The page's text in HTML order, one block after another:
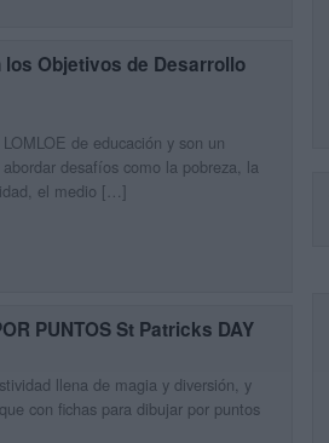
los Objetivos de Desarrollo
de educación y son un
desafíos como la pobreza, la
el medio […]
PUNTOS St Patricks DAY
llena de magia y diversión, y
con fichas para dibujar por puntos